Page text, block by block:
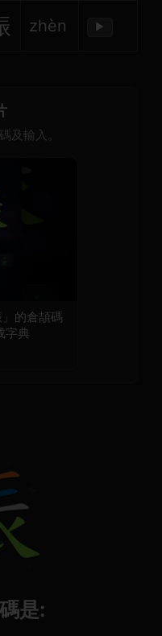
zhèn ▶
及輸入。
」的倉頡碼
字典
是: